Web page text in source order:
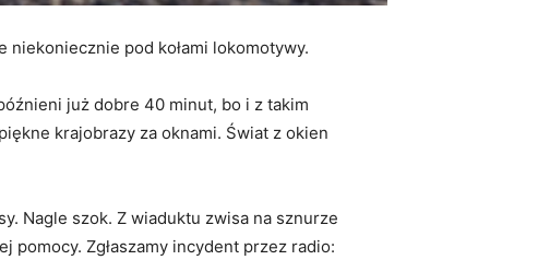
niekoniecznie pod kołami lokomotywy.
już dobre 40 minut, bo i z takim
krajobrazy za oknami. Świat z okien
Nagle szok. Z wiaduktu zwisa na sznurze
pomocy. Zgłaszamy incydent przez radio: